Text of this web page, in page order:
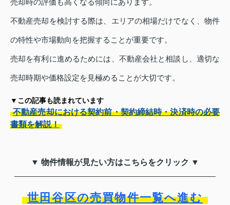
売却時の評価も高くなる傾向にあります。
不動産売却を検討する際は、エリアの相場だけでなく、物件
の特性や市場動向を把握することが重要です。
売却を有利に進めるためには、不動産会社と相談し、適切な
売却時期や価格設定を見極めることが大切です。
▼この記事も読まれています
不動産売却における契約前・契約締結時・決済時の必要
書類を解説！
▼ 物件情報が見たい方はこちらをクリック ▼
世田谷区の売買物件一覧へ進む